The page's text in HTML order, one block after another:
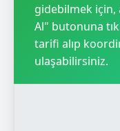
gidebilmek için,
Al" butonuna
tarifi alıp
ulaşabilirsiniz.